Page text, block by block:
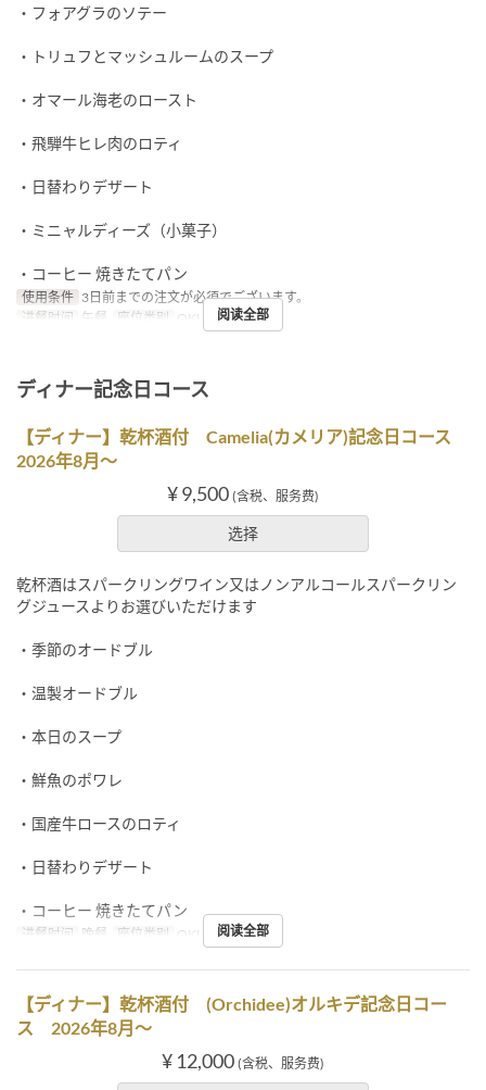
・フォアグラのソテー
・トリュフとマッシュルームのスープ
・オマール海老のロースト
・飛騨牛ヒレ肉のロティ
・日替わりデザート
・ミニャルディーズ（小菓子）
・コーヒー 焼きたてパン
使用条件 3日前までの注文が必須でございます。
进餐时间
午餐 座位类别 OKUMURATEI
阅读全部
ディナー記念日コース
【ディナー】乾杯酒付 Camelia(カメリア)記念日コース
2026年8月～
¥ 9,500 (含税、服务费)
选择
乾杯酒はスパークリングワイン又はノンアルコールスパークリン
グジュースよりお選びいただけます
・季節のオードブル
・温製オードブル
・本日のスープ
・鮮魚のポワレ
・国産牛ロースのロティ
・日替わりデザート
・コーヒー 焼きたてパン
进餐时间 晚餐 座位类别 OKUMURATEI
阅读全部
【ディナー】乾杯酒付 (Orchidee)オルキデ記念日コー
ス 2026年8月～
¥ 12,000 (含税、服务费)